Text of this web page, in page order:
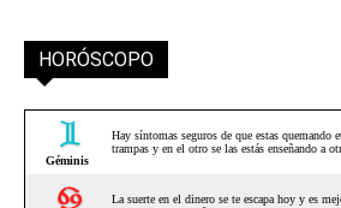
HORÓSCOPO